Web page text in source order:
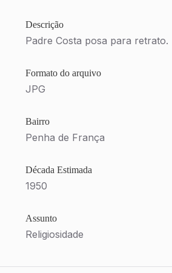
Descrição
Padre Costa posa para retrato.
Formato do arquivo
JPG
Bairro
Penha de França
Década Estimada
1950
Assunto
Religiosidade